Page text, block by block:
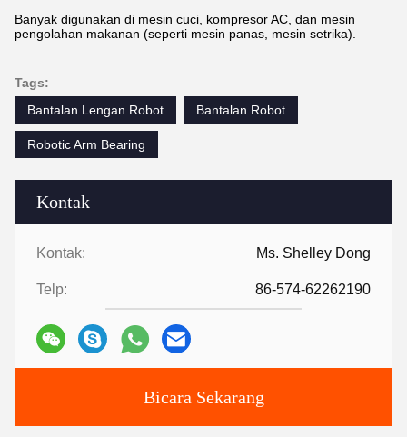
Kontak
Kontak: Ms. Shelley Dong
Telp: 86-574-62262190
Bicara Sekarang
Banyak digunakan di mesin cuci, kompresor AC, dan mesin
pengolahan makanan (seperti mesin panas, mesin setrika).
Tags:
Bantalan Lengan Robot
Bantalan Robot
Robotic Arm Bearing